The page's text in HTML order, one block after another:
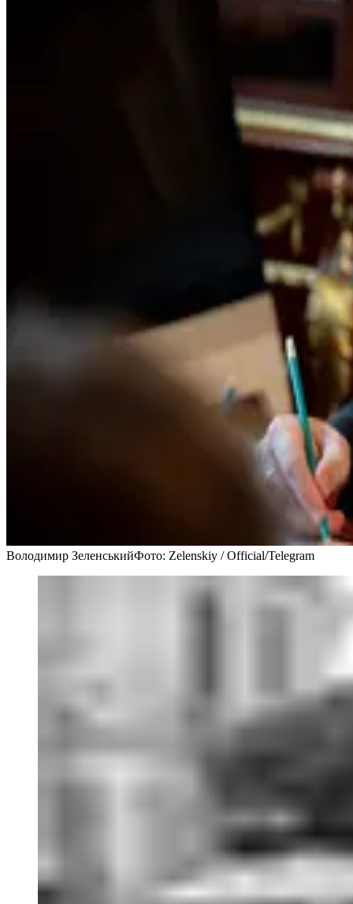
Володимир ЗеленськийФото: Zelenskiy / Official/Telegram